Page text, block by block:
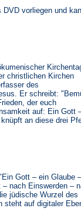
DVD vorliegen und
christlichen Kirchen
des
Er schreibt:
der euch
auf: Ein Gott
an diese drei
Gott – ein Glaube
nach Einswerden –
jüdische Wurzel des
steht auf digitaler